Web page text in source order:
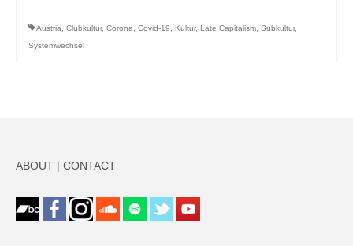
Austria Clubkultur, Corona Covid-19 Kultur, Late Capitalism Subkultur,
Systemwechsel
ABOUT | CONTACT